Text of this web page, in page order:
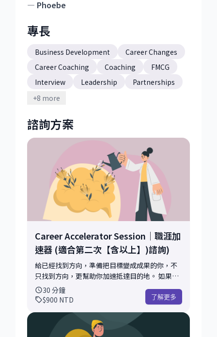
— Phoebe
專長
Business Development
Career Changes
Career Coaching
Coaching
FMCG
Interview
Leadership
Partnerships
Retail Management
Team Building
+8 more
諮詢方案
Career Accelerator Session｜職涯加
速器 (適合第二次【含以上】)諮詢)
給已經找到方向，準備把目標變成成果的你，不
只找到方向，更幫助你加速抵達目的地。 如果
Career GPS 幫助你找到適合自己的方向，那麼
Career Accelerator 則是協助你提高成功率、縮
更深入、更聚焦的策略討論。 適合已經具備明確
目標，或曾經與我諮詢過，希望進一步優化履
30 分鐘
$900 NTD 了解更多